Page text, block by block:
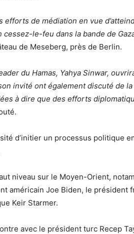
efforts de médiation en vue
le-feu dans la bande de
de Meseberg, près de Berlin.
du Hamas, Yahya Sinwar,
invité ont également discuté de
à dire que des efforts
d’initier un processus politique
niveau sur le Moyen-Orient,
américain Joe Biden, le président
Keir Starmer.
avec le président turc Recep